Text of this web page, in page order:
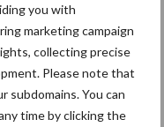
you with
marketing campaign
collecting precise
Please note that
subdomains. You can
time by clicking the
Fokkerij